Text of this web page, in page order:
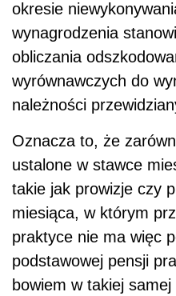
okresie
wynagrodzenia
obliczania
wyrównawczych do
należności
Oznacza to, że
ustalone w stawce
takie jak prowizje czy
miesiąca, w którym
praktyce nie ma więc
podstawowej pensji
bowiem w takiej